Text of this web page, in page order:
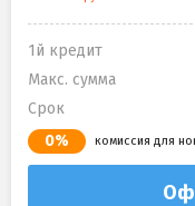
1й кредит
Макс. сумма
Срок
0% комиссия для